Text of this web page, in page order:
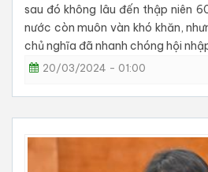
sau đó không lâu đến thập niên
nước còn muôn vàn khó khăn,
chủ nghĩa đã nhanh chóng hội
20/03/2024 - 01:00